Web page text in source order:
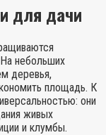
для дачи
небольших
деревья,
площадь. К
они
живых
и клумбы.